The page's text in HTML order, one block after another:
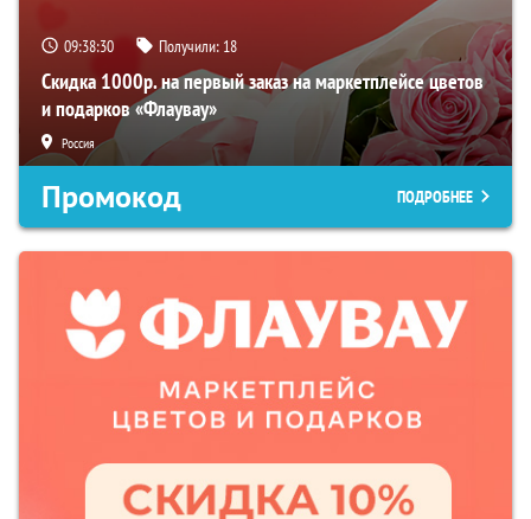
09:38:29 Получили: 18
Скидка 1000р. на первый заказ на маркетплейсе цветов
и подарков «Флаувау»
Россия
Промокод ПОДРОБНЕЕ